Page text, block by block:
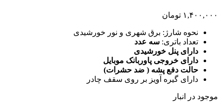
۱,۴۰۰,۰۰۰ تومان
نحوه شارژ: برق شهری و نور خورشیدی
تعداد باتری: سه عدد
دارای پنل خورشیدی
دارای خروجی پاوربانک موبایل
حالت دفع پشه ( ضد حشرات)
دارای گیره آویز بر روی سقف چادر
موجود در انبار